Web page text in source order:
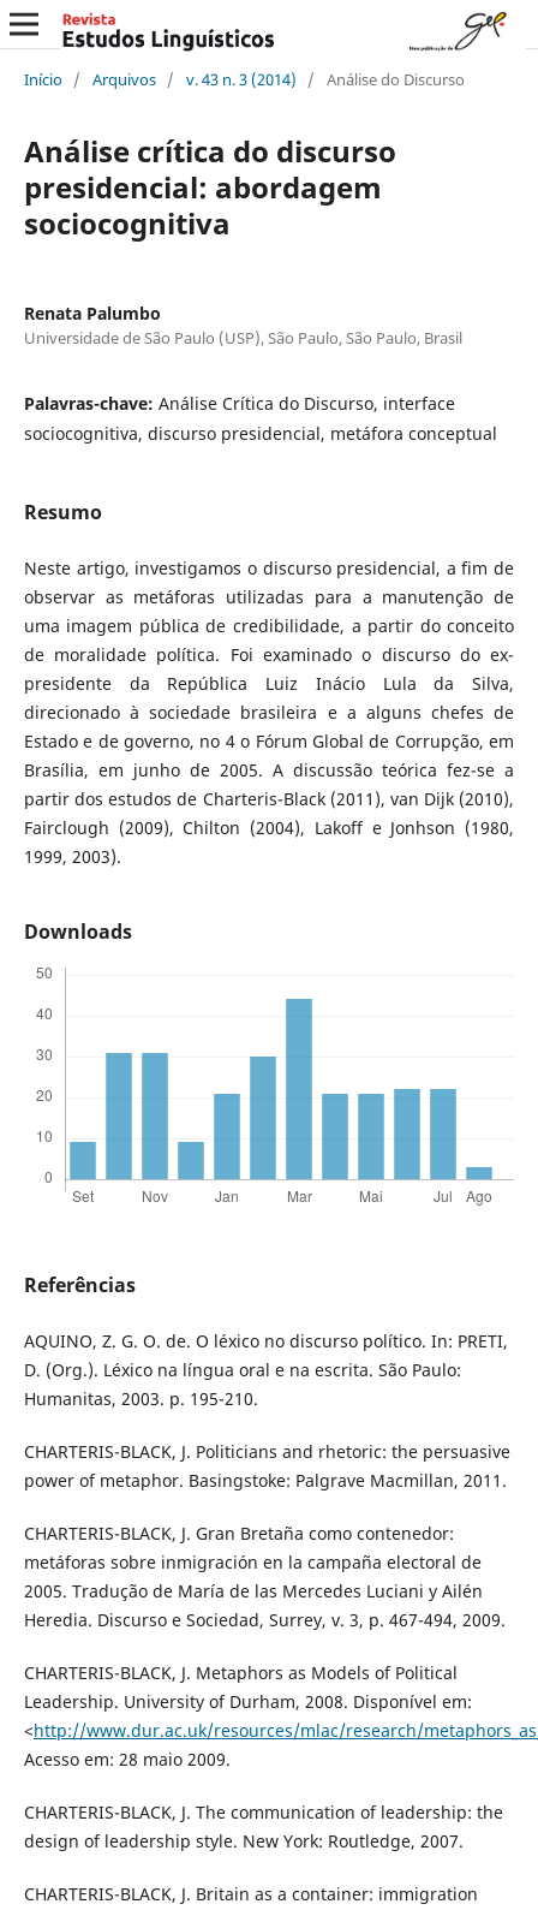
Início / Arquivos / v. 43 n. 3 (2014) / Análise do Discurso
Análise crítica do discurso
presidencial: abordagem
sociocognitiva
Renata Palumbo
Universidade de São Paulo (USP), São Paulo, São Paulo, Brasil
Palavras-chave: Análise Crítica do Discurso, interface
sociocognitiva, discurso presidencial, metáfora conceptual
Resumo
Neste artigo, investigamos o discurso presidencial, a fim de
observar as metáforas utilizadas para a manutenção de
uma imagem pública de credibilidade, a partir do conceito
de moralidade política. Foi examinado o discurso do ex-
presidente da República Luiz Inácio Lula da Silva,
direcionado à sociedade brasileira e a alguns chefes de
Estado e de governo, no 4 o Fórum Global de Corrupção, em
Brasília, em junho de 2005. A discussão teórica fez-se a
partir dos estudos de Charteris-Black (2011), van Dijk (2010),
Fairclough (2009), Chilton (2004), Lakoff e Jonhson (1980,
1999, 2003).
Downloads
Referências
AQUINO, Z. G. O. de. O léxico no discurso político. In: PRETI,
D. (Org.). Léxico na língua oral e na escrita. São Paulo:
Humanitas, 2003. p. 195-210.
CHARTERIS-BLACK, J. Politicians and rhetoric: the persuasive
power of metaphor. Basingstoke: Palgrave Macmillan, 2011.
CHARTERIS-BLACK, J. Gran Bretaña como contenedor:
metáforas sobre inmigración en la campaña electoral de
2005. Tradução de María de las Mercedes Luciani y Ailén
Heredia. Discurso e Sociedad, Surrey, v. 3, p. 467-494, 2009.
CHARTERIS-BLACK, J. Metaphors as Models of Political
Leadership. University of Durham, 2008. Disponível em:
<http://www.dur.ac.uk/resources/mlac/research/
Acesso em: 28 maio 2009.
CHARTERIS-BLACK, J. The communication of leadership: the
design of leadership style. New York: Routledge, 2007.
CHARTERIS-BLACK, J. Britain as a container: immigration